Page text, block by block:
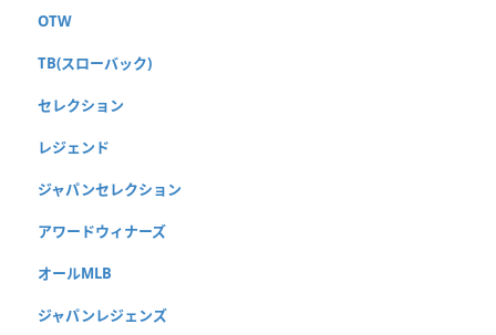
OTW
TB(スローバック)
セレクション
レジェンド
ジャパンセレクション
アワードウィナーズ
オールMLB
ジャパンレジェンズ